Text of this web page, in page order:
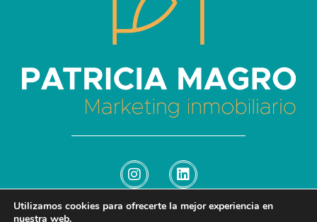
Utilizamos cookies para ofrecerte la mejor experiencia en
nuestra web.